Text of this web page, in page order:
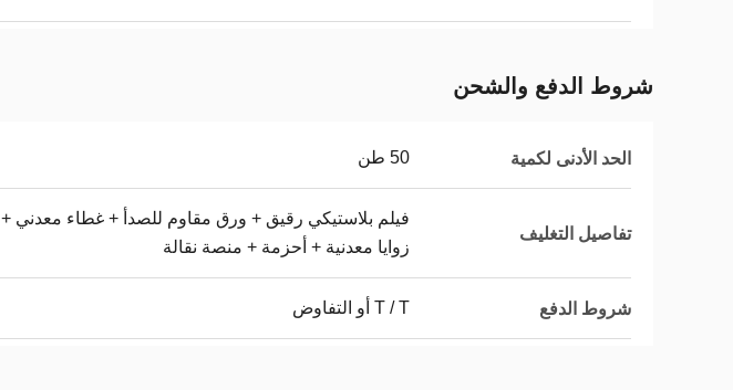
شروط الدفع والشحن
الحد الأدنى لكمية 50 طن
تفاصيل التغليف
فيلم بلاستيكي رقيق + ورق مقاوم للصدأ + غطاء معدني +
زوايا معدنية + أحزمة + منصة نقالة
شروط الدفع T / T أو التفاوض